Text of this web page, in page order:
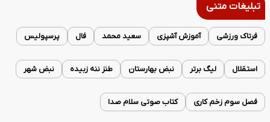
تبلیغات متنی
فرتاک ورزشی آموزش آشپزی سعید محمد فال پرسپولیس
استقلال لیگ برتر نبض بهارستان طنز ننه زبیده نبض شهر
فصل سوم زخم کاری کتاب صوتی سلام صدا